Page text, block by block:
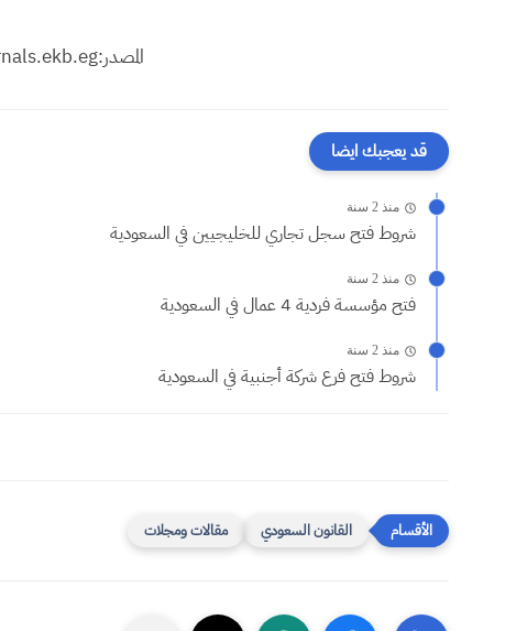
المصدر:https://jfslt.journals.ekb.eg
قد يعجبك ايضا
منذ 2 سنة
شروط فتح سجل تجاري للخليجيين في السعودية
منذ 2 سنة
فتح مؤسسة فردية 4 عمال في السعودية
منذ 2 سنة
شروط فتح فرع شركة أجنبية في السعودية
القانون السعودي مقالات ومجلات